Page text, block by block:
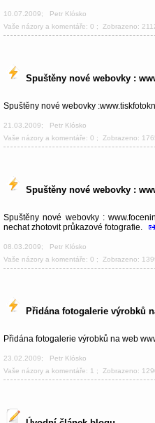
10.07.2009; Petr Klósko
Vaše názory a komentáře: 0 ; Zobrazeno:
Spuštěny nové webovky :
Spuštěny nové webovky
21.03.2009; Petr Klósko
Vaše názory a komentáře: 0 ; Zobrazeno:
Spuštěny nové webovky :
Spuštěny nové webovky :
nechat zhotovit průkazové fotografie.
08.03.2009; Petr Klósko
Vaše názory a komentáře: 0 ; Zobrazeno:
Přidána fotogalerie výrobků
Přidána fotogalerie výrobků na web
23.02.2009; Petr Klósko
Vaše názory a komentáře: 1 ; Zobrazeno: